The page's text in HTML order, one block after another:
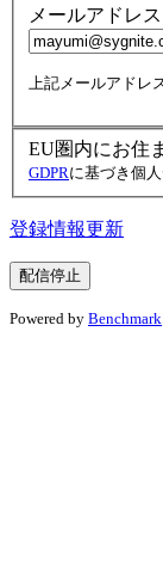
メールアドレス
上記メールアドレ
EU圏内にお住
GDPRに基づき個
登録情報更新
Powered by Benchmark